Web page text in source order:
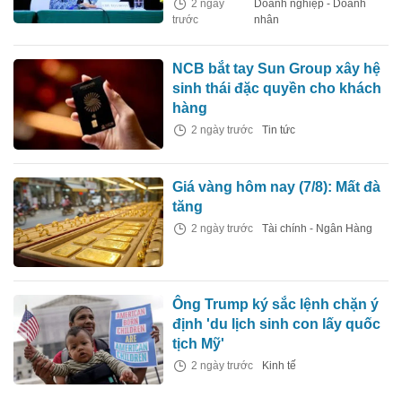
2 ngày
trước
Doanh nghiệp - Doanh
nhân
NCB bắt tay Sun Group xây hệ
sinh thái đặc quyền cho khách
hàng
2 ngày trước Tin tức
Giá vàng hôm nay (7/8): Mất đà
tăng
2 ngày trước Tài chính - Ngân Hàng
Ông Trump ký sắc lệnh chặn ý
định 'du lịch sinh con lấy quốc
tịch Mỹ'
2 ngày trước Kinh tế